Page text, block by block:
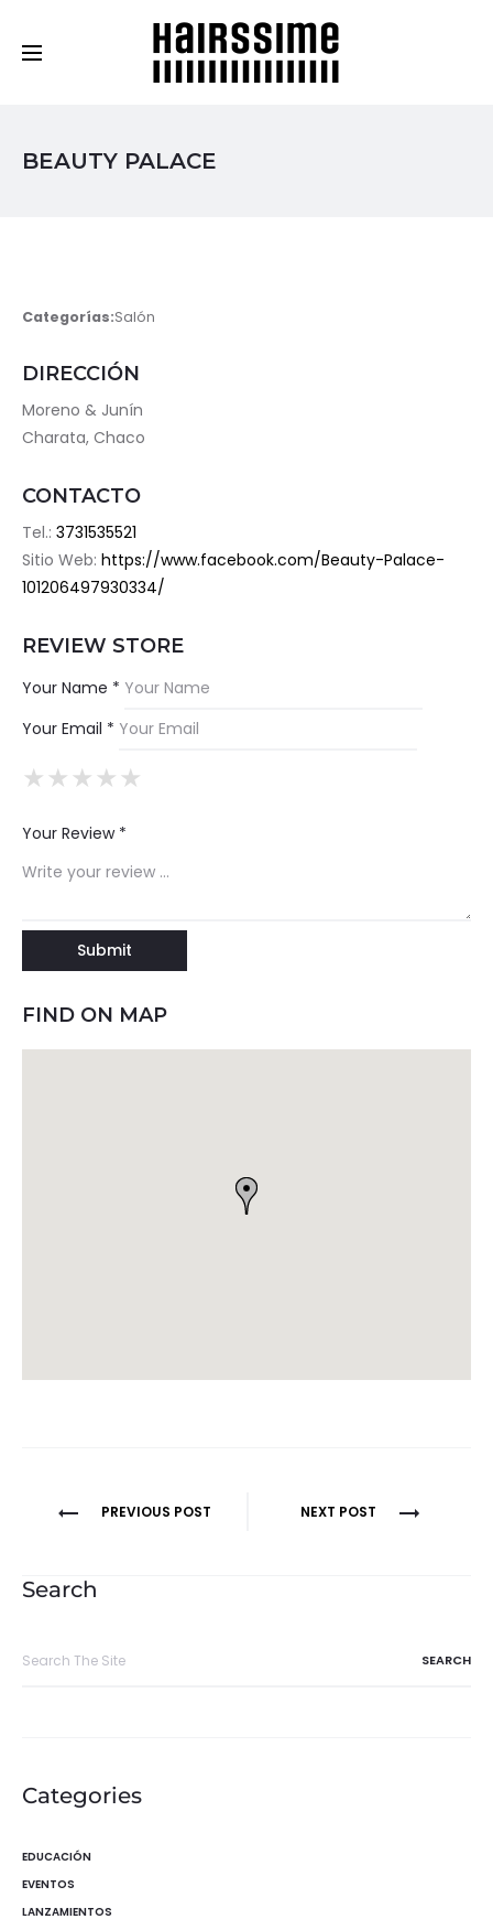
BEAUTY PALACE
Categorías:Salón
DIRECCIÓN
Moreno & Junín
Charata, Chaco
CONTACTO
Tel.: 3731535521
Sitio Web: https://www.facebook.com/Beauty-Palace-
101206497930334/
REVIEW STORE
Your Name *
Your Email *
★
★★
★★★
★★★★
★★★★★
Your Review *
FIND ON MAP
Navegación
entradas
PREVIOUS POST NEXT POST
Search
Categories
EDUCACIÓN
EVENTOS
LANZAMIENTOS